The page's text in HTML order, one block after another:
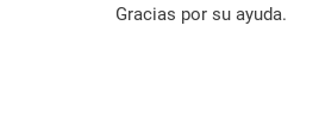
Gracias por su ayuda.